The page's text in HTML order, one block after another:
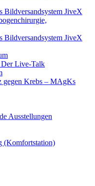
Bildversandsystem JiveX
Bildversandsystem JiveX
Live-Talk
gegen Krebs – MAgKs
Ausstellungen
(Komfortstation)